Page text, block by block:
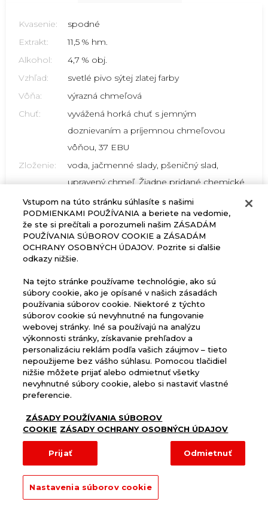
Kvasenie:
spodné
Extrakt:
11,5 % hm.
Alkohol:
4,7 % obj.
Vzhľad:
svetlé pivo sýtej zlatej farby
Vôňa:
výrazná chmeľová
Chuť:
vyvážená horká chuť s jemným
doznievaním a príjemnou chmeľovou
vôňou, 37 EBU
Zloženie:
voda, jačmenné slady, pšeničný slad,
upravený chmeľ. Žiadne pridané chemické
zložky ani chmeľový extrakt
DOMOV
PRODUKTY
HISTÓRIA
KONTAKT
© Copyright Heineken Slovensko, a.s.
Vstupom na túto stránku súhlasíte s našimi
PODMIENKAMI POUŽÍVANIA a beriete na vedomie,
že ste si prečítali a porozumeli našim ZÁSADÁM
POUŽÍVANIA SÚBOROV COOKIE a ZÁSADÁM
OCHRANY OSOBNÝCH ÚDAJOV. Pozrite si ďalšie
odkazy nižšie.
Na tejto stránke používame technológie, ako sú
súbory cookie, ako je opísané v našich zásadách
používania súborov cookie. Niektoré z týchto
súborov cookie sú nevyhnutné na fungovanie
webovej stránky. Iné sa používajú na analýzu
výkonnosti stránky, získavanie prehľadov a
personalizáciu reklám podľa vašich záujmov – tieto
nepoužijeme bez vášho súhlasu. Pomocou tlačidiel
nižšie môžete prijať alebo odmietnuť všetky
nevyhnutné súbory cookie, alebo si nastaviť vlastné
preferencie.
ZÁSADY POUŽÍVANIA SÚBOROV
COOKIE ZÁSADY OCHRANY OSOBNÝCH ÚDAJOV
Prijať Odmietnuť
Nastavenia súborov cookie